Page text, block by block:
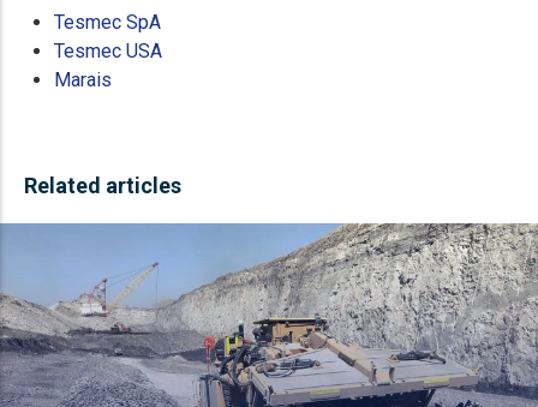
Tesmec SpA
Tesmec USA
Marais
Related articles